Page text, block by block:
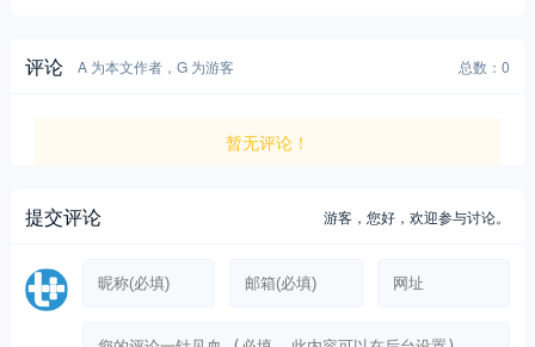
评论 A 为本文作者，G 为游客 总数：0
暂无评论！
提交评论 游客，您好，欢迎参与讨论。